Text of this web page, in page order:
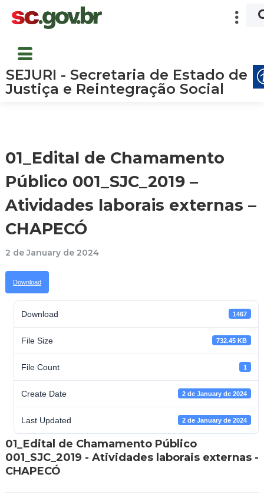
SEJURI - Secretaria de Estado de
Justiça e Reintegração Social
01_Edital de Chamamento
Público 001_SJC_2019 –
Atividades laborais externas –
CHAPECÓ
2 de January de 2024
Download
Download 1467
File Size 732.45 KB
File Count 1
Create Date 2 de January de 2024
Last Updated 2 de January de 2024
01_Edital de Chamamento Público
001_SJC_2019 - Atividades laborais externas -
CHAPECÓ